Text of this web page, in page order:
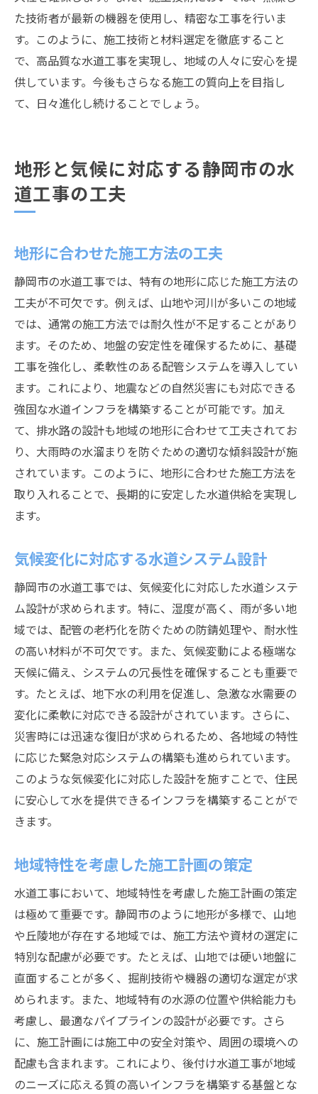
た技術者が最新の機器を使用し、精密な工事を行いま
す。このように、施工技術と材料選定を徹底すること
で、高品質な水道工事を実現し、地域の人々に安心を提
供しています。今後もさらなる施工の質向上を目指し
て、日々進化し続けることでしょう。
地形と気候に対応する静岡市の水
道工事の工夫
地形に合わせた施工方法の工夫
静岡市の水道工事では、特有の地形に応じた施工方法の
工夫が不可欠です。例えば、山地や河川が多いこの地域
では、通常の施工方法では耐久性が不足することがあり
ます。そのため、地盤の安定性を確保するために、基礎
工事を強化し、柔軟性のある配管システムを導入してい
ます。これにより、地震などの自然災害にも対応できる
強固な水道インフラを構築することが可能です。加え
て、排水路の設計も地域の地形に合わせて工夫されてお
り、大雨時の水溜まりを防ぐための適切な傾斜設計が施
されています。このように、地形に合わせた施工方法を
取り入れることで、長期的に安定した水道供給を実現し
ます。
気候変化に対応する水道システム設計
静岡市の水道工事では、気候変化に対応した水道システ
ム設計が求められます。特に、湿度が高く、雨が多い地
域では、配管の老朽化を防ぐための防錆処理や、耐水性
の高い材料が不可欠です。また、気候変動による極端な
天候に備え、システムの冗長性を確保することも重要で
す。たとえば、地下水の利用を促進し、急激な水需要の
変化に柔軟に対応できる設計がされています。さらに、
災害時には迅速な復旧が求められるため、各地域の特性
に応じた緊急対応システムの構築も進められています。
このような気候変化に対応した設計を施すことで、住民
に安心して水を提供できるインフラを構築することがで
きます。
地域特性を考慮した施工計画の策定
水道工事において、地域特性を考慮した施工計画の策定
は極めて重要です。静岡市のように地形が多様で、山地
や丘陵地が存在する地域では、施工方法や資材の選定に
特別な配慮が必要です。たとえば、山地では硬い地盤に
直面することが多く、掘削技術や機器の適切な選定が求
められます。また、地域特有の水源の位置や供給能力も
考慮し、最適なパイプラインの設計が必要です。さら
に、施工計画には施工中の安全対策や、周囲の環境への
配慮も含まれます。これにより、後付け水道工事が地域
のニーズに応える質の高いインフラを構築する基盤とな